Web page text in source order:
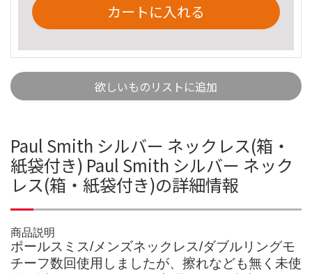
カートに入れる
欲しいものリストに追加
Paul Smith シルバー ネックレス(箱・
紙袋付き) Paul Smith シルバー ネック
レス(箱・紙袋付き)の詳細情報
商品説明
ポールスミス/メンズネックレス/ダブルリングモ
チーフ数回使用しましたが、擦れなども無く未使